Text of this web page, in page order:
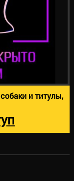
и титулы,